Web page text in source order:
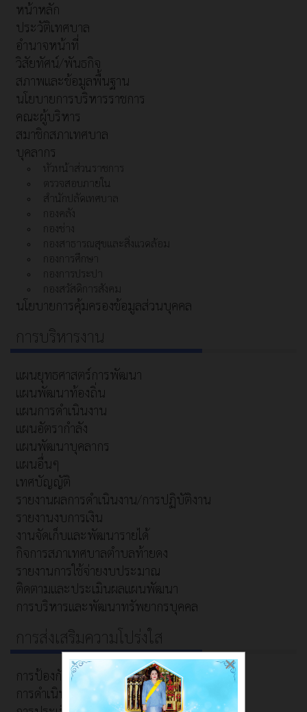
หน้าหลัก
ประวัติเทศบาล
อำนาจหน้าที่
วิสัยทัศน์/พันธกิจ
สภาพและข้อมูลพื้นฐาน
นโยบายการบริหารราชการ
คณะผู้บริหาร
สมาชิกสภาเทศบาล
บุคลากร
หัวหน้าส่วนราชการ
ตรวจสอบภายใน
สำนักปลัดเทศบาล
กองคลัง
กองช่าง
กองสาธารณสุขและสิ่งแวดล้อม
กองการศึกษา
กองการประปา
กองสวัสดิการสังคม
นโยบายการคุ้มครองข้อมูลส่วนบุคคล
การบริหารงาน
แผนยุทธศาสตร์การพัฒนา
แผนพัฒนาท้องถิ่น
แผนการดำเนินงาน
แผนอัตรากำลัง
แผนพัฒนาบุคลากร
แผนอื่นๆ
เทศบัญญัติ
รายงานผลการดำเนินงาน/การปฏิบัติงาน
รายงานงบการเงิน
งานจัดเก็บและพัฒนารายได้
กิจการสภาเทศบาลตำบลท้ายดง
รายงานการใช้จ่ายงบประมาณ
ติดตามและประเมินผลแผนพัฒนา
การบริหารและพัฒนาทรัพยากรบุคคล
การส่งเสริมความโปร่งใส
การป้องกันการทุจริต
การดำเนินการเพื่อป้องกันการทุจริต
×